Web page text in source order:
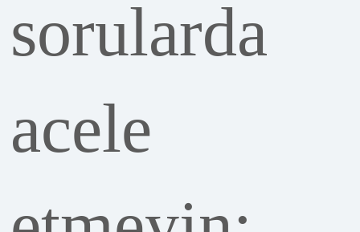
acele
etmeyin;
kriz